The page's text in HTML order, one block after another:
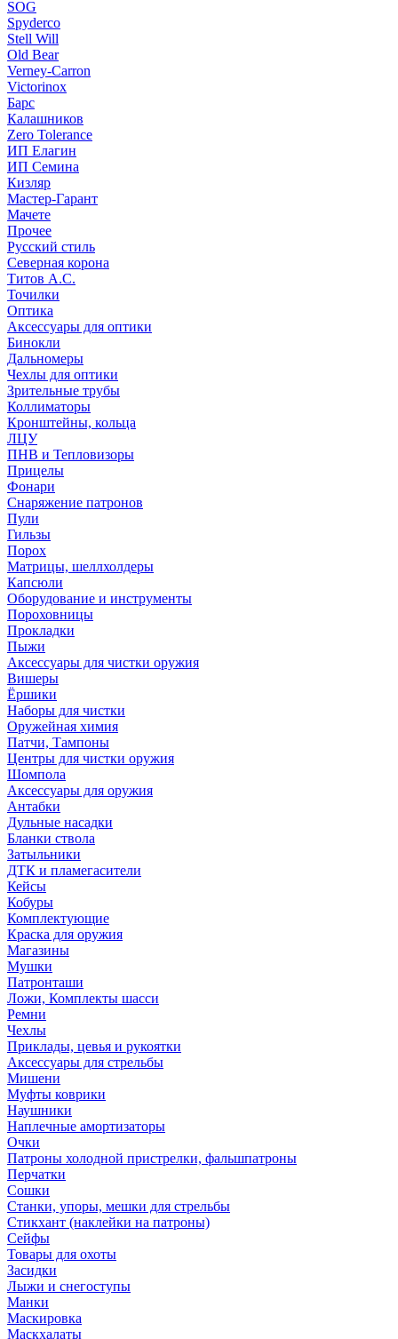
SOG
Spyderco
Stell Will
Old Bear
Verney-Carron
Victorinox
Барс
Калашников
Zero Tolerance
ИП Елагин
ИП Семина
Кизляр
Мастер-Гарант
Мачете
Прочее
Русский стиль
Северная корона
Титов А.С.
Точилки
Оптика
Аксессуары для оптики
Бинокли
Дальномеры
Чехлы для оптики
Зрительные трубы
Коллиматоры
Кронштейны, кольца
ЛЦУ
ПНВ и Тепловизоры
Прицелы
Фонари
Снаряжение патронов
Пули
Гильзы
Порох
Матрицы, шеллхолдеры
Капсюли
Оборудование и инструменты
Пороховницы
Прокладки
Пыжи
Аксессуары для чистки оружия
Вишеры
Ёршики
Наборы для чистки
Оружейная химия
Патчи, Тампоны
Центры для чистки оружия
Шомпола
Аксессуары для оружия
Антабки
Дульные насадки
Бланки ствола
Затыльники
ДТК и пламегасители
Кейсы
Кобуры
Комплектующие
Краска для оружия
Магазины
Мушки
Патронташи
Ложи, Комплекты шасси
Ремни
Чехлы
Приклады, цевья и рукоятки
Аксессуары для стрельбы
Мишени
Муфты коврики
Наушники
Наплечные амортизаторы
Очки
Патроны холодной пристрелки, фальшпатроны
Перчатки
Сошки
Станки, упоры, мешки для стрельбы
Стикхант (наклейки на патроны)
Сейфы
Товары для охоты
Засидки
Лыжи и снегоступы
Манки
Маскировка
Маскхалаты